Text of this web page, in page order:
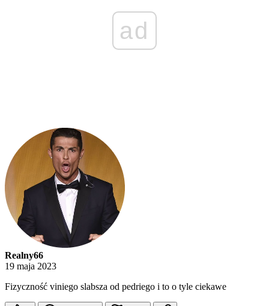
ad
Realny66
19 maja 2023
Fizyczność viniego slabsza od pedriego i to o tyle ciekawe